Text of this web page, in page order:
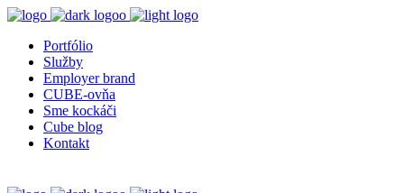
Portfólio
Služby
Employer brand
CUBE-ovňa
Sme kockáči
Cube blog
Kontakt